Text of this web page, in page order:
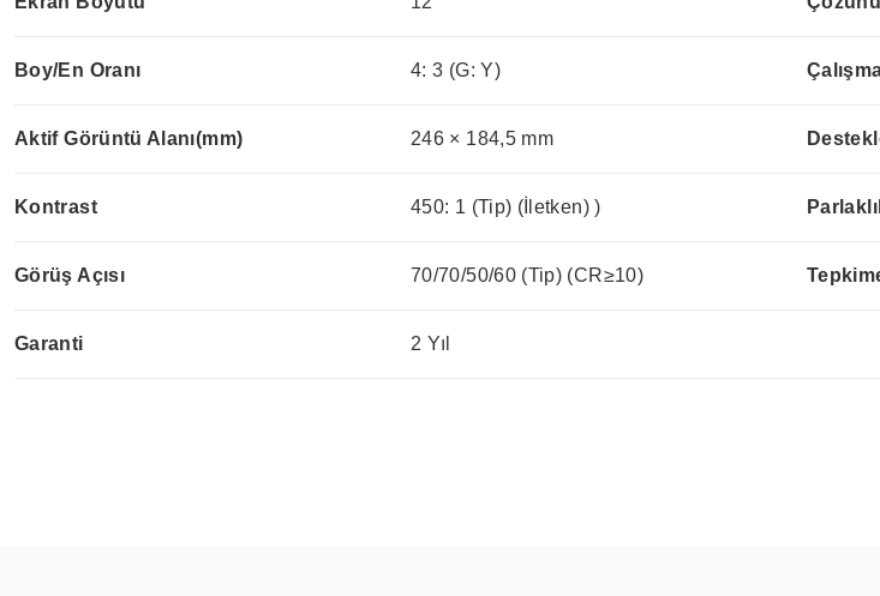
Boy/En Oranı 4: 3 (G: Y)
Aktif Görüntü Alanı(mm) 246 × 184,5 mm
Kontrast 450: 1 (Tip) (İletken) )
Görüş Açısı 70/70/50/60 (Tip) (CR≥10)
Garanti 2 Yıl